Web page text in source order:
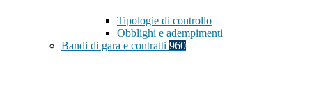
Tipologie di controllo
Obblighi e adempimenti
Bandi di gara e contratti 960